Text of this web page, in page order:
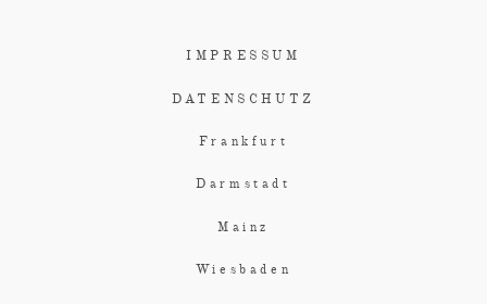
IMPRESSUM
DATENSCHUTZ
Frankfurt
Darmstadt
Mainz
Wiesbaden